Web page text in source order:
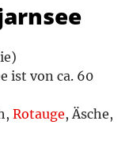
ist von ca. 60
Rotauge, Äsche,